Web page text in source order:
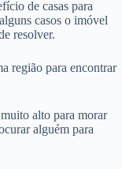
de casas para
casos o imóvel
resolver.
região para encontrar
alto para morar
alguém para